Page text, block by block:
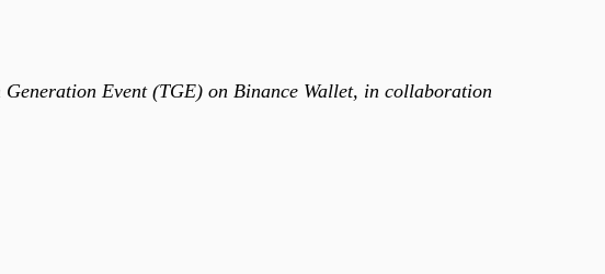
Event (TGE) on Binance Wallet, in collaboration